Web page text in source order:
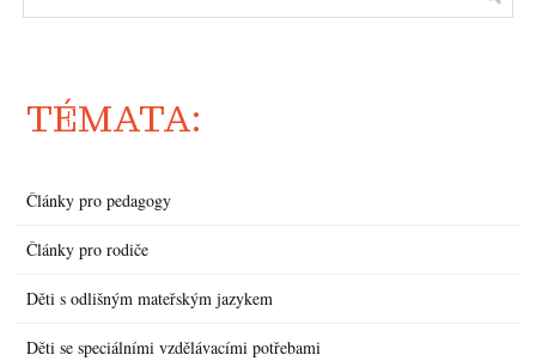
TÉMATA:
Články pro pedagogy
Články pro rodiče
Děti s odlišným mateřským jazykem
Děti se speciálními vzdělávacími potřebami